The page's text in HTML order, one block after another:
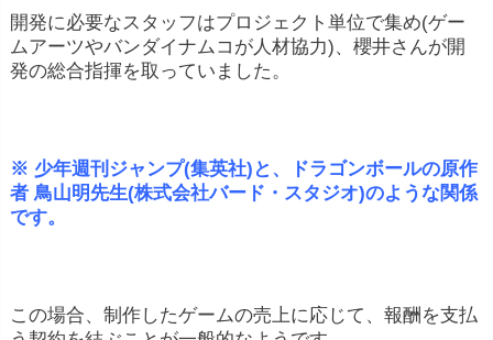
開発に必要なスタッフはプロジェクト単位で集め(ゲー
ムアーツやバンダイナムコが人材協力)、櫻井さんが開
発の総合指揮を取っていました。
※ 少年週刊ジャンプ(集英社)と、ドラゴンボールの原作
者 鳥山明先生(株式会社バード・スタジオ)のような関係
です。
この場合、制作したゲームの売上に応じて、報酬を支払